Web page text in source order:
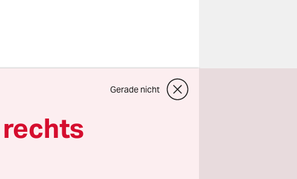
grüne
und kritisiert.
Gerade nicht